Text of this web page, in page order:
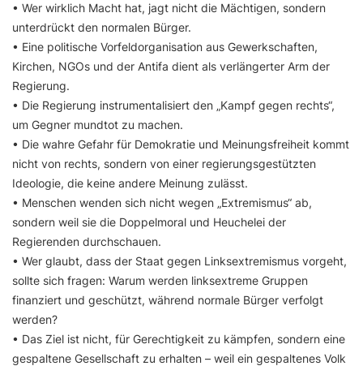
• Wer wirklich Macht hat, jagt nicht die Mächtigen, sondern
unterdrückt den normalen Bürger.
• Eine politische Vorfeldorganisation aus Gewerkschaften,
Kirchen, NGOs und der Antifa dient als verlängerter Arm der
Regierung.
• Die Regierung instrumentalisiert den „Kampf gegen rechts“,
um Gegner mundtot zu machen.
• Die wahre Gefahr für Demokratie und Meinungsfreiheit kommt
nicht von rechts, sondern von einer regierungsgestützten
Ideologie, die keine andere Meinung zulässt.
• Menschen wenden sich nicht wegen „Extremismus“ ab,
sondern weil sie die Doppelmoral und Heuchelei der
Regierenden durchschauen.
• Wer glaubt, dass der Staat gegen Linksextremismus vorgeht,
sollte sich fragen: Warum werden linksextreme Gruppen
finanziert und geschützt, während normale Bürger verfolgt
werden?
• Das Ziel ist nicht, für Gerechtigkeit zu kämpfen, sondern eine
gespaltene Gesellschaft zu erhalten – weil ein gespaltenes Volk